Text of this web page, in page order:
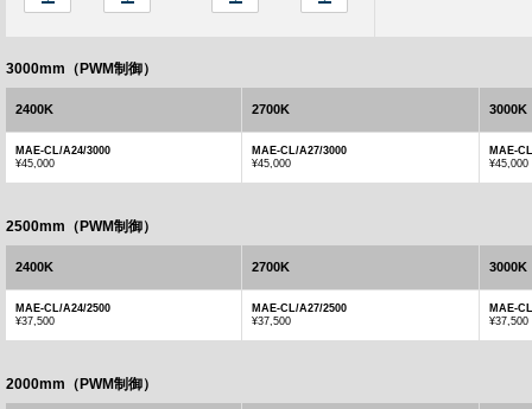
3000mm（PWM制御）
2400K 2700K 3000K
MAE-CL/A24/3000
¥45,000
MAE-CL/A27/3000
¥45,000
MAE-
¥45,000
2500mm（PWM制御）
2400K 2700K 3000K
MAE-CL/A24/2500
¥37,500
MAE-CL/A27/2500
¥37,500
MAE-
¥37,500
2000mm（PWM制御）